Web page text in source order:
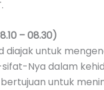
– 08.30)
diajak untuk
Nya dalam
untuk